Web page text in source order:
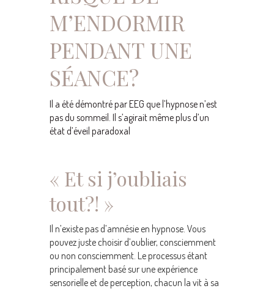
M’ENDORMIR
PENDANT UNE
SÉANCE?
Il a été démontré par EEG que l’hypnose n’est
pas du sommeil. Il s’agirait même plus d’un
état d’éveil paradoxal
« Et si j’oubliais
tout?! »
Il n’existe pas d’amnésie en hypnose. Vous
pouvez juste choisir d’oublier, consciemment
ou non consciemment. Le processus étant
principalement basé sur une expérience
sensorielle et de perception, chacun la vit à sa